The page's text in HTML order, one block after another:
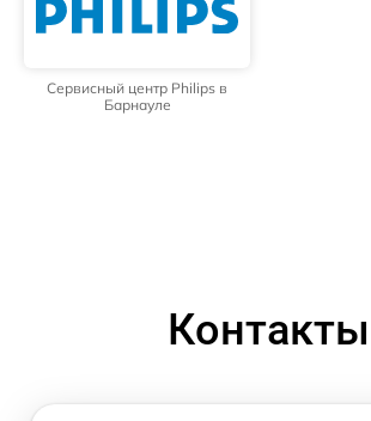
Сервисный центр Philips в
Барнауле
Контакты